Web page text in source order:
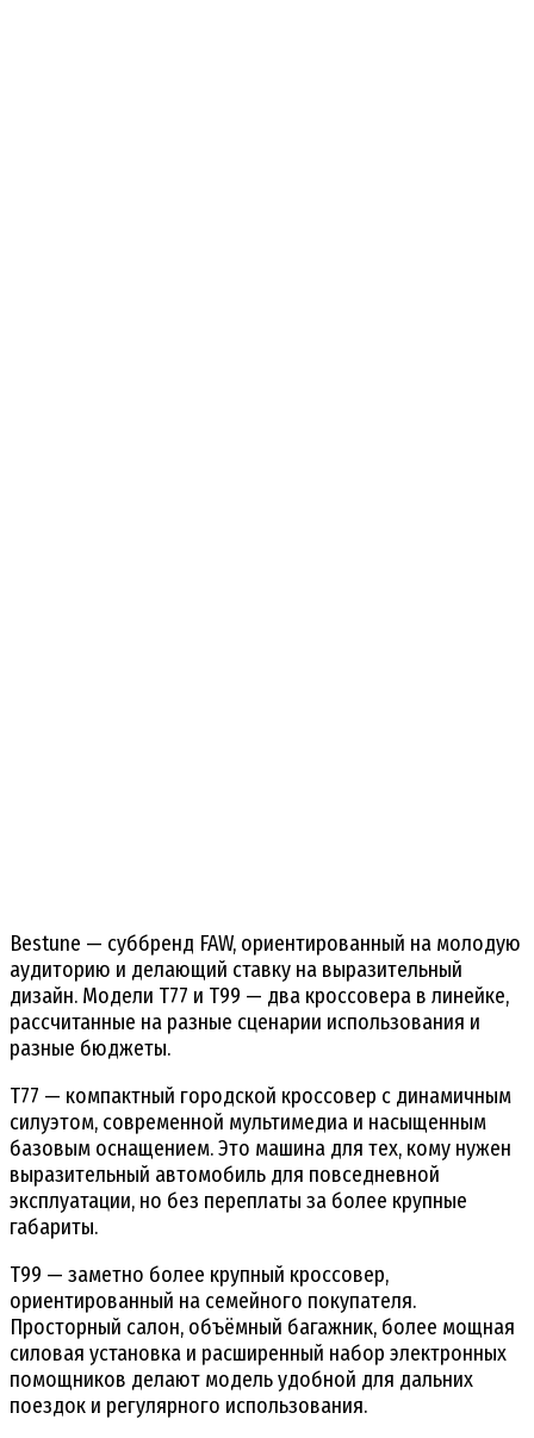
Bestune — суббренд FAW, ориентированный на молодую
аудиторию и делающий ставку на выразительный
дизайн. Модели T77 и T99 — два кроссовера в линейке,
рассчитанные на разные сценарии использования и
разные бюджеты.
T77 — компактный городской кроссовер с динамичным
силуэтом, современной мультимедиа и насыщенным
базовым оснащением. Это машина для тех, кому нужен
выразительный автомобиль для повседневной
эксплуатации, но без переплаты за более крупные
габариты.
T99 — заметно более крупный кроссовер,
ориентированный на семейного покупателя.
Просторный салон, объёмный багажник, более мощная
силовая установка и расширенный набор электронных
помощников делают модель удобной для дальних
поездок и регулярного использования.